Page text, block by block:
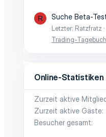
R Suche Beta-
Letzter: Ratzfratz
Trading-
Online-Statistiken
Zurzeit aktive
Zurzeit aktive Gäste
Besucher gesamt